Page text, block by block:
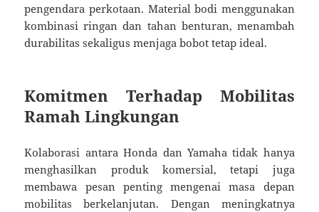
pengendara perkotaan. Material bodi menggunakan
kombinasi ringan dan tahan benturan, menambah
durabilitas sekaligus menjaga bobot tetap ideal.
Komitmen Terhadap Mobilitas
Ramah Lingkungan
Kolaborasi antara Honda dan Yamaha tidak hanya
menghasilkan produk komersial, tetapi juga
membawa pesan penting mengenai masa depan
mobilitas berkelanjutan. Dengan meningkatnya